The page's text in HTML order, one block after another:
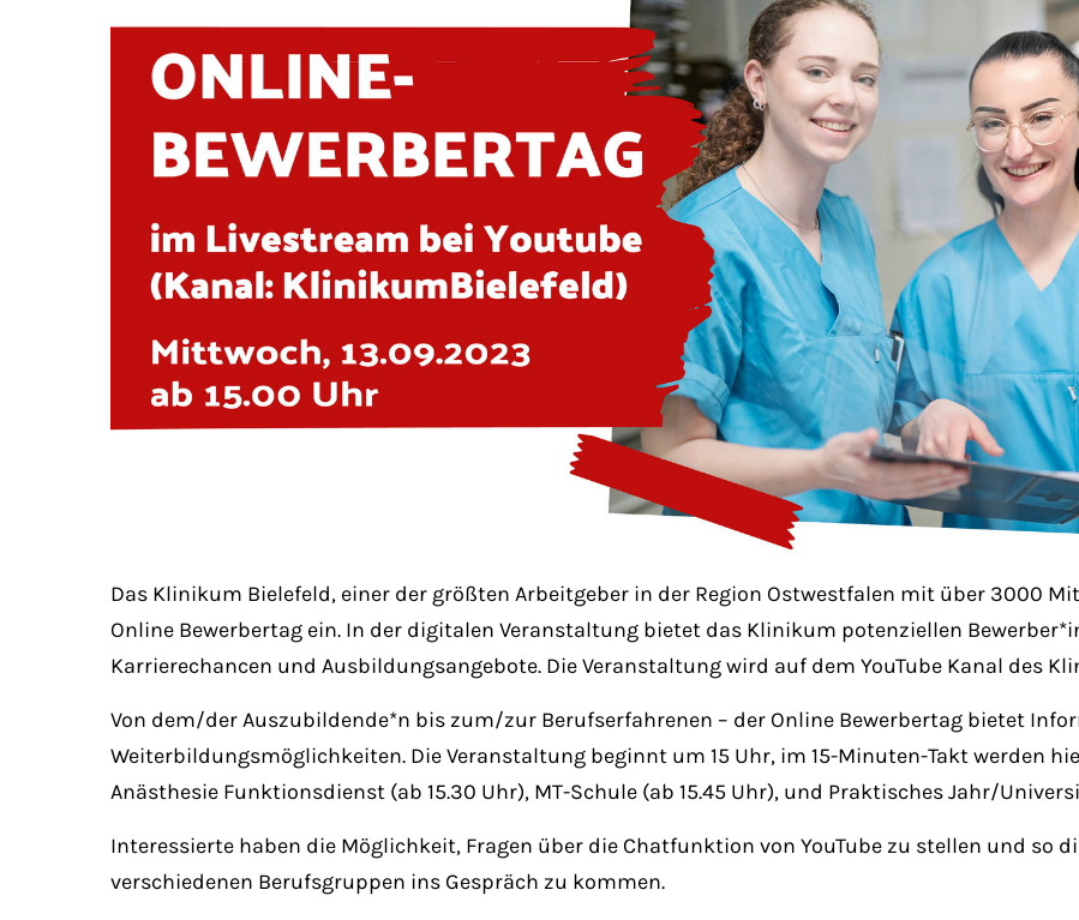
Das Klinikum Bielefeld, einer der größten Arbeitgeber in der Region Ostwestfalen mit über 3000
Online Bewerbertag ein. In der digitalen Veranstaltung bietet das Klinikum potenziellen
Karrierechancen und Ausbildungsangebote. Die Veranstaltung wird auf dem YouTube Kanal des
Von dem/der Auszubildende*n bis zum/zur Berufserfahrenen – der Online Bewerbertag bietet
Weiterbildungsmöglichkeiten. Die Veranstaltung beginnt um 15 Uhr, im 15-Minuten-Takt werden
Anästhesie Funktionsdienst (ab 15.30 Uhr), MT-Schule (ab 15.45 Uhr), und Praktisches Jahr/
Interessierte haben die Möglichkeit, Fragen über die Chatfunktion von YouTube zu stellen und so
verschiedenen Berufsgruppen ins Gespräch zu kommen.